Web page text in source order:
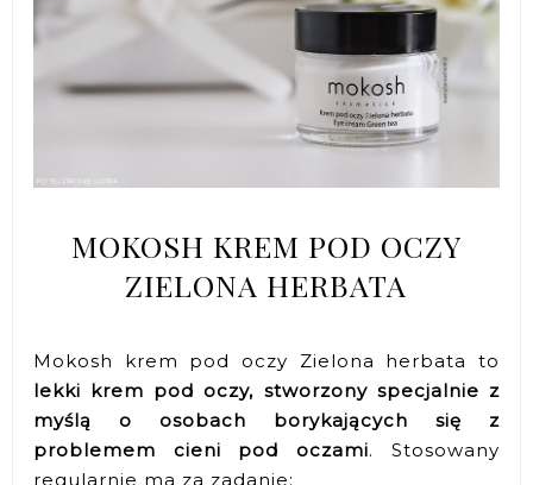
MOKOSH KREM POD OCZY
ZIELONA HERBATA
Mokosh krem pod oczy Zielona herbata to
lekki krem pod oczy, stworzony specjalnie z
myślą o osobach borykających się z
problemem cieni pod oczami. Stosowany
regularnie ma za zadanie: